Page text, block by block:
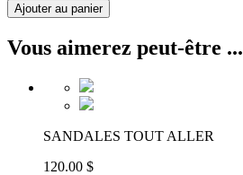
Ajouter au panier
Vous aimerez peut-être ...
SANDALES TOUT ALLER
120.00 $